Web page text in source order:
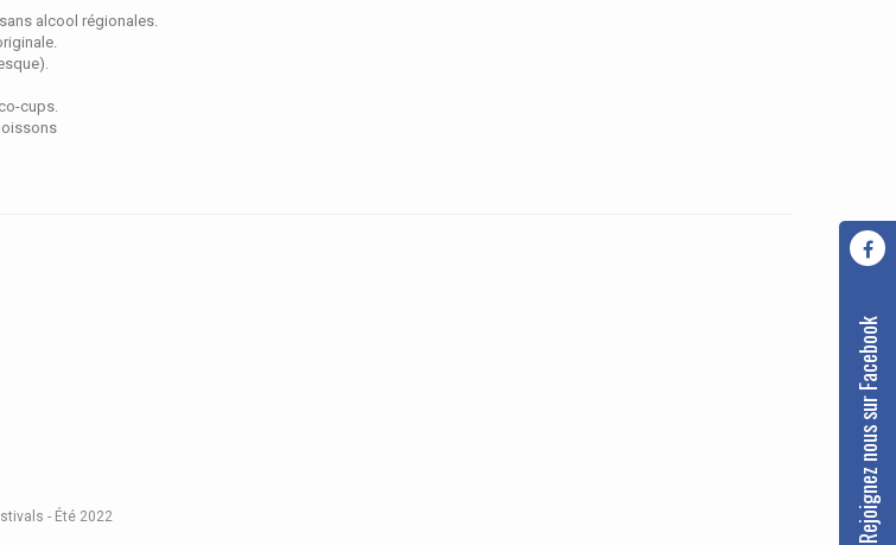
Rejoignez nous sur Facebook
alcool régionales.
cups.
- Été 2022